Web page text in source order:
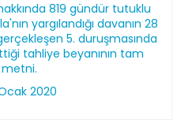
819 gündür tutuklu
yargılandığı davanın 28
5. duruşmasında
tahliye beyanının tam
metni.
2020